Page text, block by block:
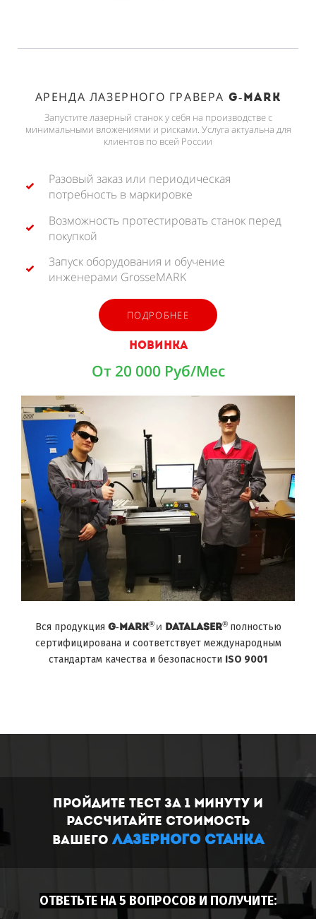
АРЕНДА ЛАЗЕРНОГО ГРАВЕРА G-MARK
Запустите лазерный станок у себя на производстве с
минимальными вложениями и рисками. Услуга актуальна для
клиентов по всей России
Разовый заказ или периодическая
потребность в маркировке
Возможность протестировать станок перед
покупкой
Запуск оборудования и обучение
инженерами GrosseMARK
ПОДРОБНЕЕ
НОВИНКА
От 20 000 Руб/Мес
Вся продукция G-MARK® и DATALASER® полностью
сертифицирована и соответствует международным
стандартам качества и безопасности
ISO 9001
Пройдите тест за 1 минуту и
рассчитайте стоимость
Вашего ЛАЗЕРНОГО станка
ОТВЕТЬТЕ НА 5 ВОПРОСОВ И ПОЛУЧИТЕ: